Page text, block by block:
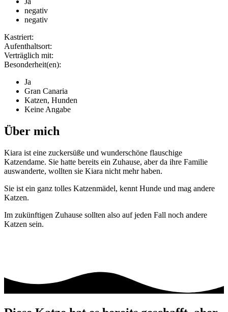
negativ
negativ
Kastriert:
Aufenthaltsort:
Verträglich mit:
Besonderheit(en):
Ja
Gran Canaria
Katzen, Hunden
Keine Angabe
Über mich
Kiara ist eine zuckersüße und wunderschöne flauschige
Katzendame. Sie hatte bereits ein Zuhause, aber da ihre Familie
auswanderte, wollten sie Kiara nicht mehr haben.
Sie ist ein ganz tolles Katzenmädel, kennt Hunde und mag andere
Katzen.
Im zukünftigen Zuhause sollten also auf jeden Fall noch andere
Katzen sein.